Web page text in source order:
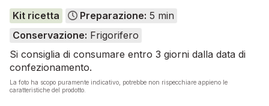
Kit ricetta Preparazione: 5 min
Conservazione: Frigorifero
Si consiglia di consumare entro 3 giorni dalla data di
confezionamento.
La foto ha scopo puramente indicativo, potrebbe non rispecchiare appieno le
caratteristiche del prodotto.